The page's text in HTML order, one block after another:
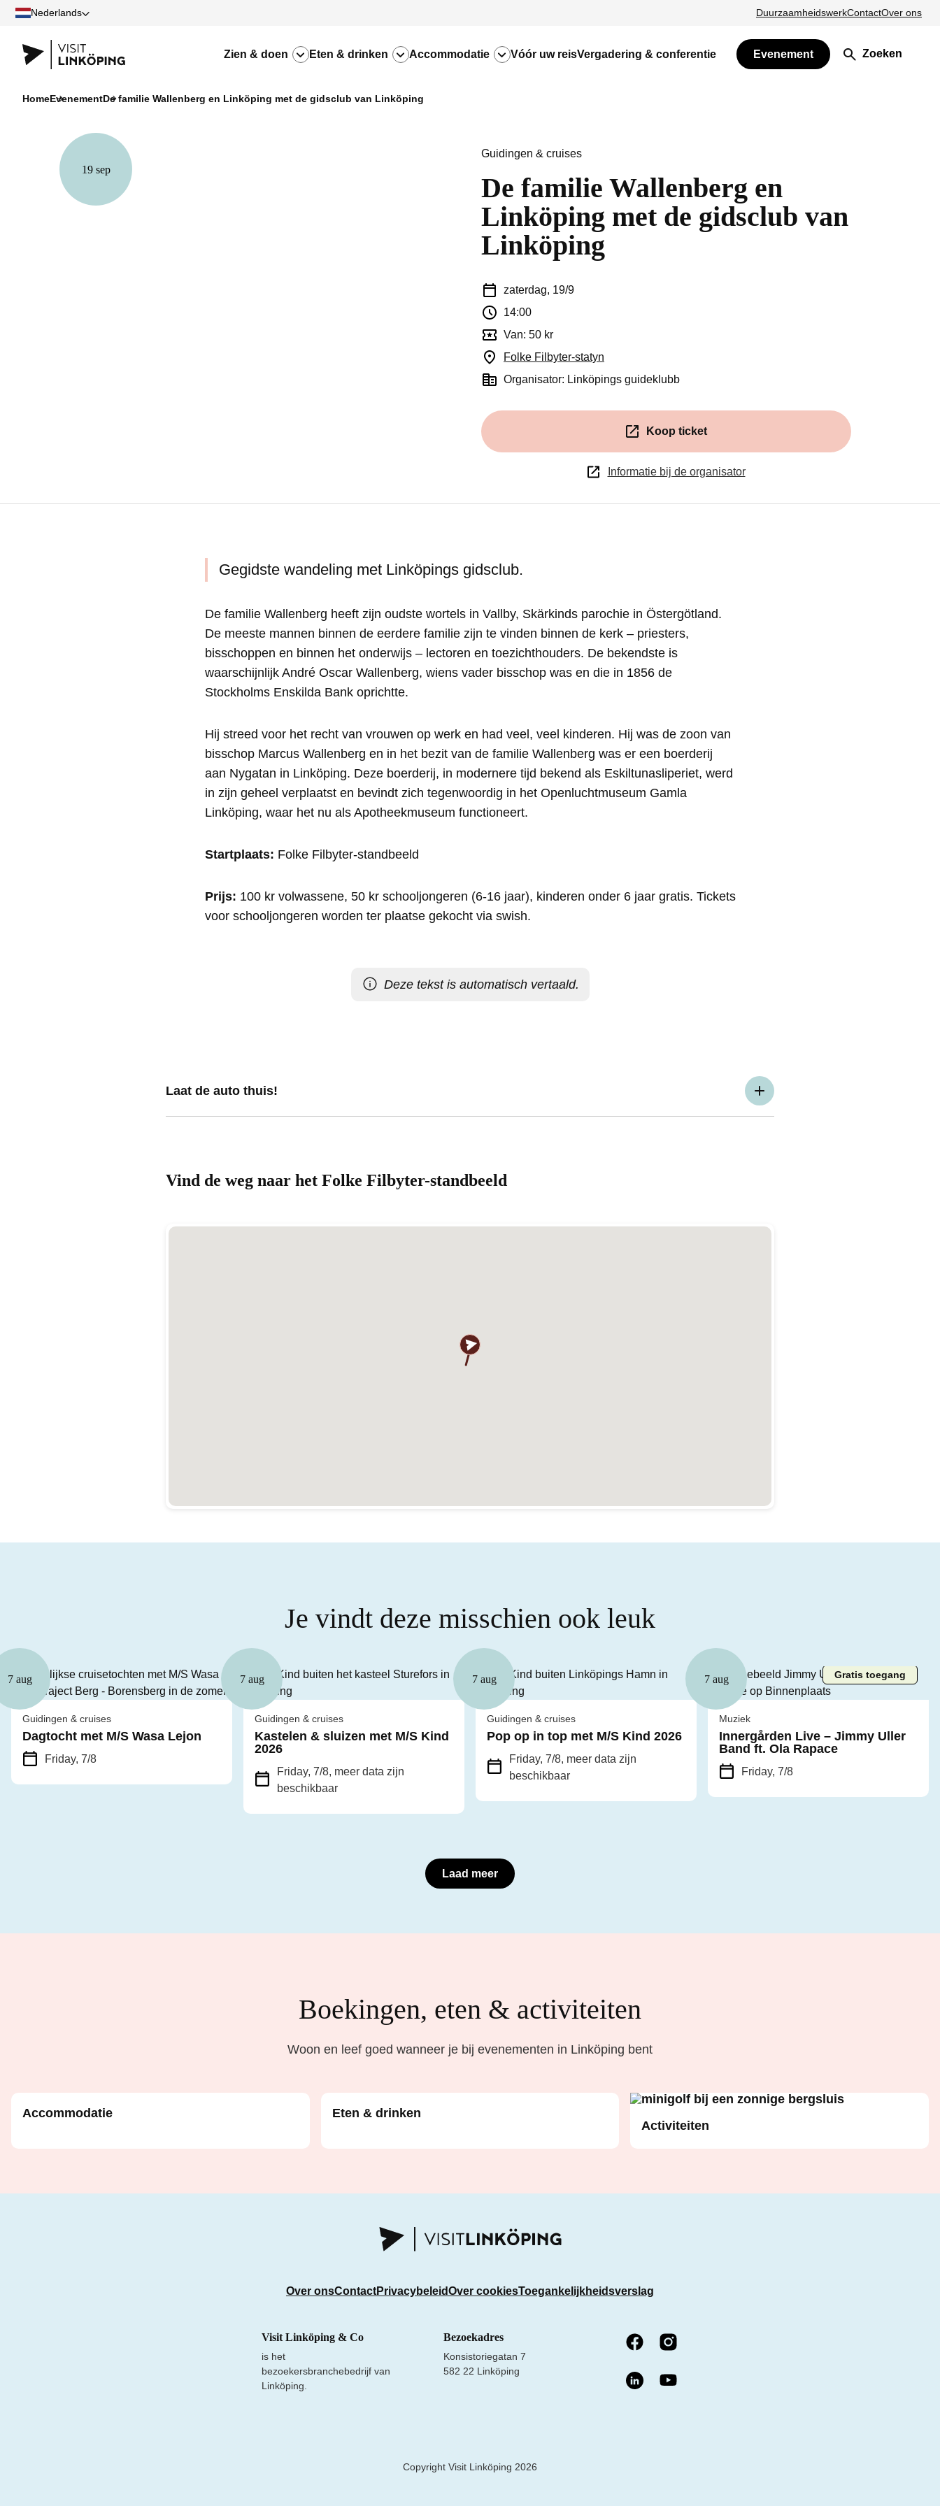
Nederlands DuurzaamheidswerkContactOver ons
Zien & doen Eten & drinken Accommodatie Vóór uw reisVergadering & conferentie Evenement Zoeken
HomeEvenementDe familie Wallenberg en Linköping met de gidsclub van Linköping
19 sep
Guidingen & cruises
De familie Wallenberg en
Linköping met de gidsclub van
Linköping
zaterdag, 19/9
14:00
Van: 50 kr
Folke Filbyter-statyn
Organisator: Linköpings guideklubb
Koop ticket
(Opent in een nieuw venster)
Informatie bij de organisator
Gegidste wandeling met Linköpings gidsclub.
De familie Wallenberg heeft zijn oudste wortels in Vallby, Skärkinds parochie in Östergötland.
De meeste mannen binnen de eerdere familie zijn te vinden binnen de kerk – priesters,
bisschoppen en binnen het onderwijs – lectoren en toezichthouders. De bekendste is
waarschijnlijk André Oscar Wallenberg, wiens vader bisschop was en die in 1856 de
Stockholms Enskilda Bank oprichtte.
Hij streed voor het recht van vrouwen op werk en had veel, veel kinderen. Hij was de zoon van
bisschop Marcus Wallenberg en in het bezit van de familie Wallenberg was er een boerderij
aan Nygatan in Linköping. Deze boerderij, in modernere tijd bekend als Eskiltunasliperiet, werd
in zijn geheel verplaatst en bevindt zich tegenwoordig in het Openluchtmuseum Gamla
Linköping, waar het nu als Apotheekmuseum functioneert.
Startplaats: Folke Filbyter-standbeeld
Prijs: 100 kr volwassene, 50 kr schooljongeren (6-16 jaar), kinderen onder 6 jaar gratis. Tickets
voor schooljongeren worden ter plaatse gekocht via swish.
Deze tekst is automatisch vertaald.
Laat de auto thuis!
Vind de weg naar het Folke Filbyter-standbeeld
Je vindt deze misschien ook leuk
7 aug
Guidingen & cruises
Dagtocht met M/S Wasa Lejon
Friday, 7/8
7 aug
Guidingen & cruises
Kastelen & sluizen met M/S Kind
2026
Friday, 7/8, meer data zijn
beschikbaar
7 aug
Guidingen & cruises
Pop op in top met M/S Kind 2026
Friday, 7/8, meer data zijn
beschikbaar
7 aug Gratis toegang
Muziek
Innergården Live – Jimmy Uller
Band ft. Ola Rapace
Friday, 7/8
Laad meer
Boekingen, eten & activiteiten
Woon en leef goed wanneer je bij evenementen in Linköping bent
Accommodatie
Eten & drinken
Activiteiten
Over onsContactPrivacybeleidOver cookiesToegankelijkheidsverslag
Visit Linköping & Co
is het
bezoekersbranchebedrijf van
Linköping.
Bezoekadres
Konsistoriegatan 7
582 22 Linköping
Copyright Visit Linköping 2026